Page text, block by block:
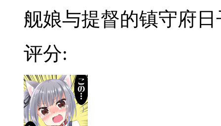
舰娘与提督的镇守府
评分: